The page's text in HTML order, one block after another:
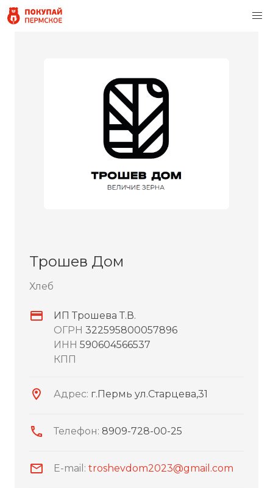
Трошев Дом
Хлеб
ИП Трошева Т.В.
ОГРН 322595800057896
ИНН 590604566537
КПП
Адрес: г.Пермь ул.Старцева,31
Телефон: 8909-728-00-25
E-mail: troshevdom2023@gmail.com